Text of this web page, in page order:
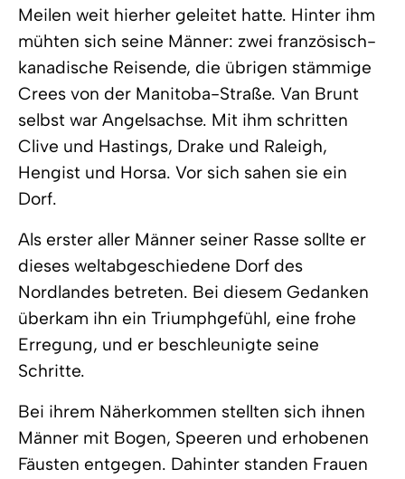
Meilen weit hierher geleitet hatte. Hinter ihm
mühten sich seine Männer: zwei französisch-
kanadische Reisende, die übrigen stämmige
Crees von der Manitoba-Straße. Van Brunt
selbst war Angelsachse. Mit ihm schritten
Clive und Hastings, Drake und Raleigh,
Hengist und Horsa. Vor sich sahen sie ein
Dorf.
Als erster aller Männer seiner Rasse sollte er
dieses weltabgeschiedene Dorf des
Nordlandes betreten. Bei diesem Gedanken
überkam ihn ein Triumphgefühl, eine frohe
Erregung, und er beschleunigte seine
Schritte.
Bei ihrem Näherkommen stellten sich ihnen
Männer mit Bogen, Speeren und erhobenen
Fäusten entgegen. Dahinter standen Frauen